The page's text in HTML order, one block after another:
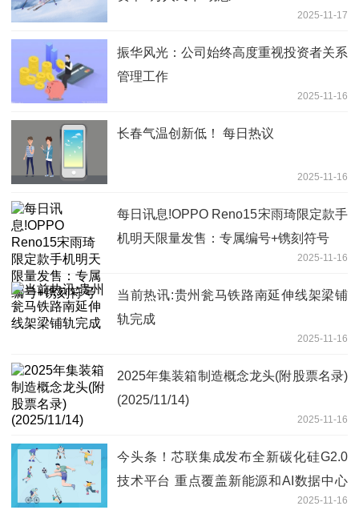
2025-11-17
振华风光：公司始终高度重视投资者关系
管理工作
2025-11-16
长春气温创新低！ 每日热议
2025-11-16
每日讯息!OPPO Reno15宋雨琦限定款手
机明天限量发售：专属编号+镌刻符号
2025-11-16
当前热讯:贵州瓮马铁路南延伸线架梁铺
轨完成
2025-11-16
2025年集装箱制造概念龙头(附股票名录)
(2025/11/14)
2025-11-16
今头条！芯联集成发布全新碳化硅G2.0
技术平台 重点覆盖新能源和AI数据中心
2025-11-16